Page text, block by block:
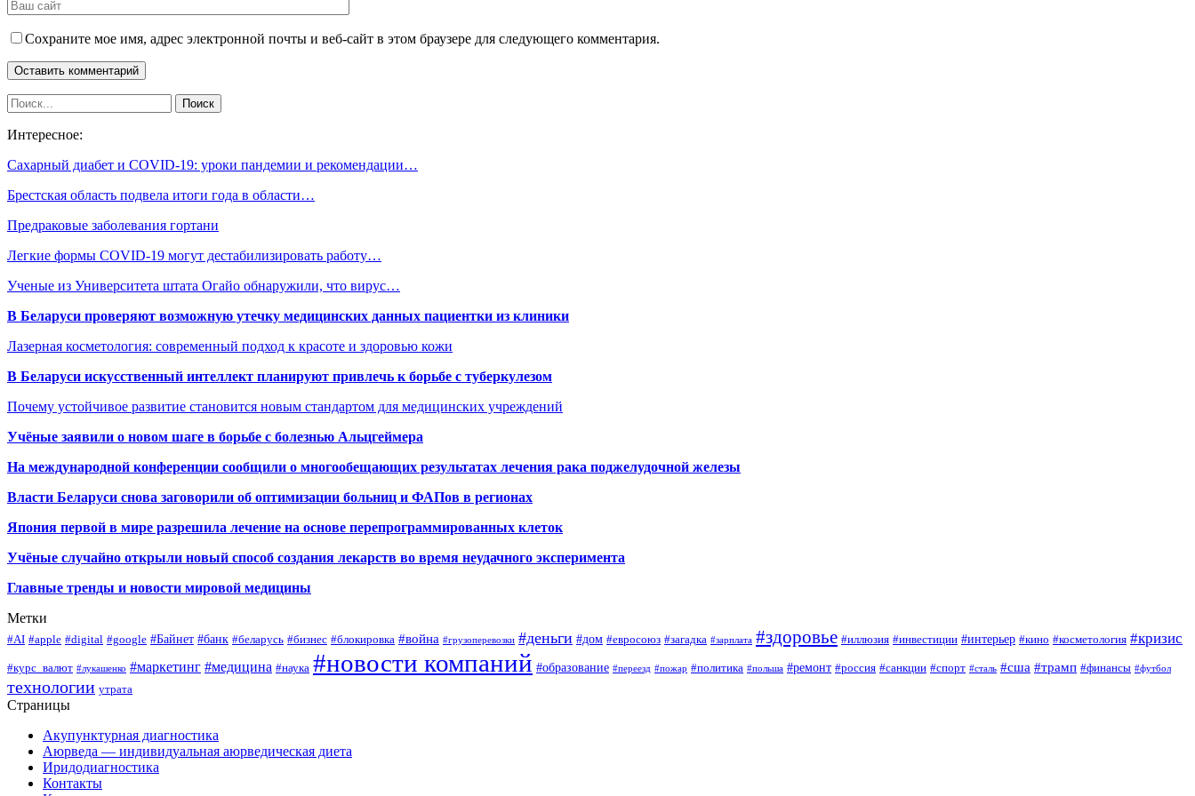
Сохраните мое имя, адрес электронной почты и веб-сайт в этом браузере для следующего комментария.
Интересное:
Сахарный диабет и COVID-19: уроки пандемии и рекомендации…
Брестская область подвела итоги года в области…
Предраковые заболевания гортани
Легкие формы COVID-19 могут дестабилизировать работу…
Ученые из Университета штата Огайо обнаружили, что вирус…
В Беларуси проверяют возможную утечку медицинских данных пациентки из клиники
Лазерная косметология: современный подход к красоте и здоровью кожи
В Беларуси искусственный интеллект планируют привлечь к борьбе с туберкулезом
Почему устойчивое развитие становится новым стандартом для медицинских учреждений
Учёные заявили о новом шаге в борьбе с болезнью Альцгеймера
На международной конференции сообщили о многообещающих результатах лечения рака поджелудочной железы
Власти Беларуси снова заговорили об оптимизации больниц и ФАПов в регионах
Япония первой в мире разрешила лечение на основе перепрограммированных клеток
Учёные случайно открыли новый способ создания лекарств во время неудачного эксперимента
Главные тренды и новости мировой медицины
Метки
#AI #apple #digital #google #Байнет #банк #беларусь #бизнес #блокировка #война #грузоперевозки #деньги #дом #евросоюз #загадка #зарплата #здоровье #иллюзия #инвестиции #интерьер #кино #косметология #кризис
#курс_валют #лукашенко #маркетинг #медицина #наука #новости компаний #образование #переезд #пожар #политика #польша #ремонт #россия #санкции #спорт #сталь #сша #трамп #финансы #футбол
технологии утрата
Страницы
Акупунктурная диагностика
Аюрведа — индивидуальная аюрведическая диета
Иридодиагностика
Контакты